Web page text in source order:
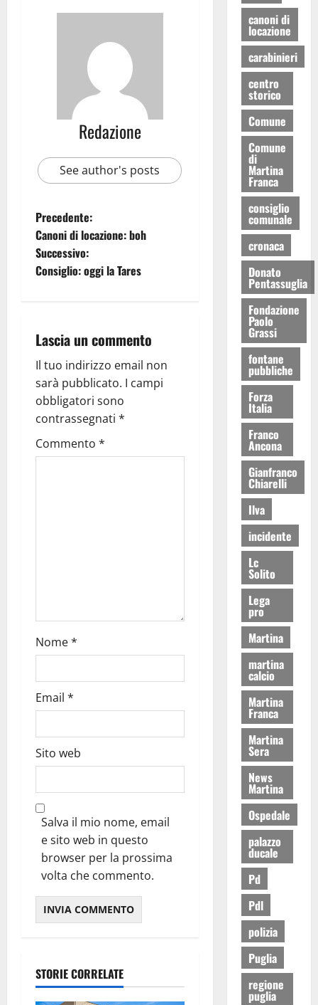
Redazione
See author's posts
Precedente:
Canoni di locazione: boh
Successivo:
Consiglio: oggi la Tares
Lascia un commento
Il tuo indirizzo email non
sarà pubblicato. I campi
obbligatori sono
contrassegnati *
Commento *
Nome*
Email *
Sito web
Salva il mio nome, email
e sito web in questo
browser per la prossima
volta che commento.
STORIE CORRELATE
canoni di
locazione
carabinieri
centro
storico
Comune
Comune
di
Martina
Franca
consiglio
comunale
cronaca
Donato
Pentassuglia
Fondazione
Paolo
Grassi
fontane
pubbliche
Forza
Italia
Franco
Ancona
Gianfranco
Chiarelli
Ilva
incidente
Lc
Solito
Lega
pro
Martina
martina
calcio
Martina
Franca
Martina
Sera
News
Martina
Ospedale
palazzo
ducale
Pd
Pdl
polizia
Puglia
regione
puglia